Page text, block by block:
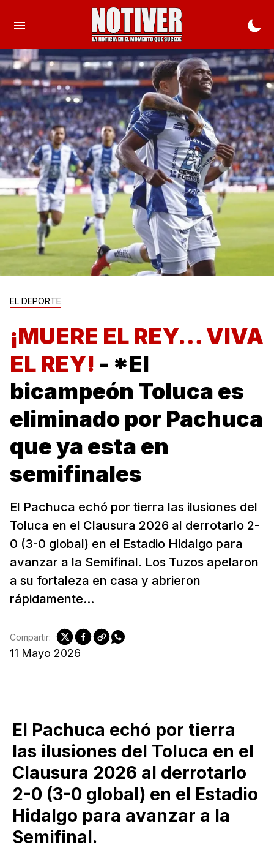
EL DEPORTE
¡MUERE EL REY… VIVA
EL REY! - *El
bicampeón Toluca es
eliminado por Pachuca
que ya esta en
semifinales
El Pachuca echó por tierra las ilusiones del
Toluca en el Clausura 2026 al derrotarlo 2-
0 (3-0 global) en el Estadio Hidalgo para
avanzar a la Semifinal. Los Tuzos apelaron
a su fortaleza en casa y abrieron
rápidamente...
11 Mayo 2026
Compartir:
El Pachuca echó por tierra
las ilusiones del Toluca en el
Clausura 2026 al derrotarlo
2-0 (3-0 global) en el Estadio
Hidalgo para avanzar a la
Semifinal.